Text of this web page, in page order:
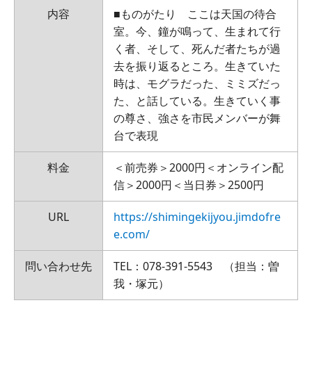
内容
■ものがたり ここは天国の待合
室。今、鐘が鳴って、生まれて行
く者、そして、死んだ者たちが過
去を振り返るところ。生きていた
時は、モグラだった、ミミズだっ
た、と話している。生きていく事
の尊さ、強さを市民メンバーが舞
台で表現
料金
＜前売券＞2000円＜オンライン配
信＞2000円＜当日券＞2500円
URL
https://shimingekijyou.jimdofre
e.com/
問い合わせ先
TEL：078-391-5543 （担当：曽
我・塚元）